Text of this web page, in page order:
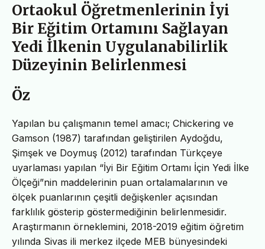
Ortaokul Öğretmenlerinin İyi
Bir Eğitim Ortamını Sağlayan
Yedi İlkenin Uygulanabilirlik
Düzeyinin Belirlenmesi
Öz
Yapılan bu çalışmanın temel amacı; Chickering ve
Gamson (1987) tarafından geliştirilen Aydoğdu,
Şimşek ve Doymuş (2012) tarafından Türkçeye
uyarlaması yapılan “İyi Bir Eğitim Ortamı İçin Yedi İlke
Ölçeği”nin maddelerinin puan ortalamalarının ve
ölçek puanlarının çeşitli değişkenler açısından
farklılık gösterip göstermediğinin belirlenmesidir.
Araştırmanın örneklemini, 2018-2019 eğitim öğretim
yılında Sivas ili merkez ilçede MEB bünyesindeki